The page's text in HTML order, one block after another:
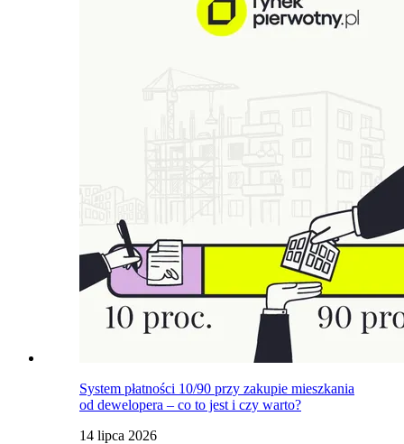
System płatności 10/90 przy zakupie mieszkania
od dewelopera – co to jest i czy warto?
14 lipca 2026